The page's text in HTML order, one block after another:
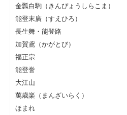
金瓢白駒（きんぴょうしらこま）
能登末廣（すえひろ）
長生舞・能登路
加賀鳶（かがとび）
福正宗
能登誉
大江山
萬歳楽（まんざいらく）
ほまれ